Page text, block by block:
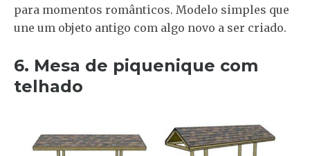
para momentos românticos. Modelo simples que
une um objeto antigo com algo novo a ser criado.
6. Mesa de piquenique com
telhado